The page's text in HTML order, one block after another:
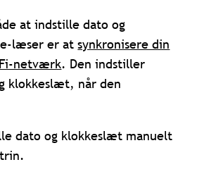
at indstille dato og
e-læser er atsynkronisere din
netværk. Den indstiller
klokkeslæt, når den
dato og klokkeslæt manuelt